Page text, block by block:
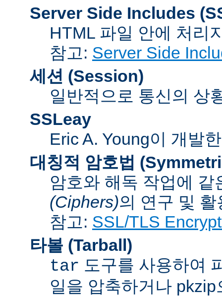
Server Side Includes
HTML 파일 안에 처리
참고: Server Side
세션 (Session)
일반적으로 통신의 상
SSLeay
Eric A. Young이 개발
대칭적 암호법
암호와 해독 작업에
(Ciphers)의 연구 및 활
참고: SSL/TLS
타볼 (Tarball)
tar 도구를 사용하여
일을 압축하거나